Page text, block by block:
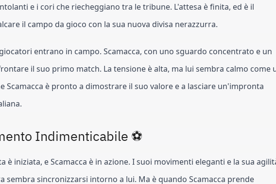
e i cori che riecheggiano tra le tribune. L'attesa è finita, ed è il
il campo da gioco con la sua nuova divisa nerazzurra.
entrano in campo. Scamacca, con uno sguardo concentrato e un
il suo primo match. La tensione è alta, ma lui sembra calmo come
Scamacca è pronto a dimostrare il suo valore e a lasciare un'impronta
Indimenticabile ⚽
è iniziata, e Scamacca è in azione. I suoi movimenti eleganti e la sua
sembra sincronizzarsi intorno a lui. Ma è quando Scamacca prende